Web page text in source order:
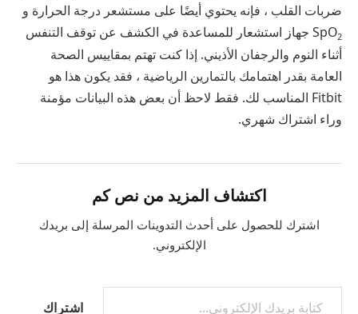
ضربات القلب ، فإنه يحتوي أيضًا على مستشعر درجة الحرارة و
SpO2
جهاز استشعار للمساعدة في الكشف عن توقف التنفس
أثناء النوم والرجفان الأذيني. إذا كنت تهتم بمقاييس الصحة
العامة بقدر اهتمامك بالتمارين الرياضية ، فقد يكون هذا هو
Fitbit المناسب لك. فقط لاحظ أن بعض هذه البيانات مؤمنة
وراء اشتراك شهري.
اكتشاف المزيد من نص كم
اشترك للحصول على أحدث التدوينات المرسلة إلى بريدك
الإلكتروني.
اشتراك